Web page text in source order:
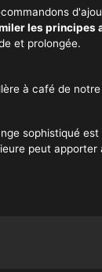
les principes
et prolongée.
à café de
sophistiqué
peut apporter